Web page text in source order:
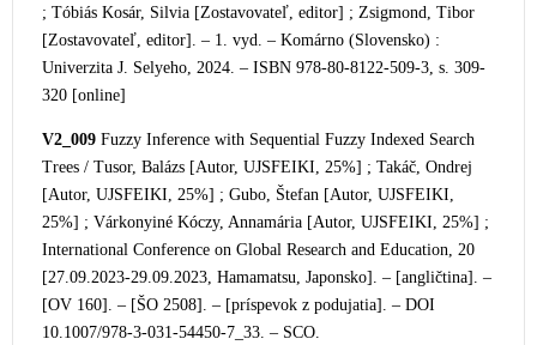
; Tóbiás Kosár, Silvia [Zostavovateľ, editor] ; Zsigmond, Tibor
[Zostavovateľ, editor]. – 1. vyd. – Komárno (Slovensko) :
Univerzita J. Selyeho, 2024. – ISBN 978-80-8122-509-3, s. 309-
320 [online]
V2_009 Fuzzy Inference with Sequential Fuzzy Indexed Search
Trees / Tusor, Balázs [Autor, UJSFEIKI, 25%] ; Takáč, Ondrej
[Autor, UJSFEIKI, 25%] ; Gubo, Štefan [Autor, UJSFEIKI,
25%] ; Várkonyiné Kóczy, Annamária [Autor, UJSFEIKI, 25%] ;
International Conference on Global Research and Education, 20
[27.09.2023-29.09.2023, Hamamatsu, Japonsko]. – [angličtina]. –
[OV 160]. – [ŠO 2508]. – [príspevok z podujatia]. – DOI
10.1007/978-3-031-54450-7_33. – SCO.